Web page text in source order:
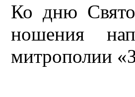
Ко дню
ношения
митрополии